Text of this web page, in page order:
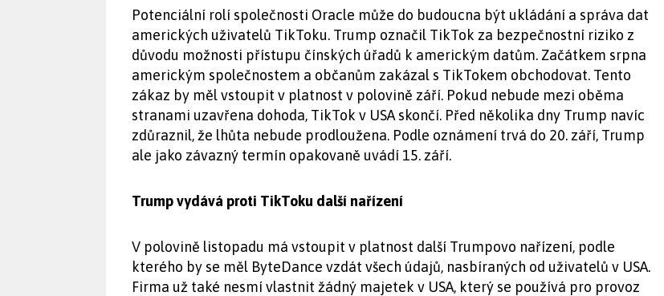
Potenciální rolí společnosti Oracle může do budoucna být ukládání a správa dat
amerických uživatelů TikToku. Trump označil TikTok za bezpečnostní riziko z
důvodu možnosti přístupu čínských úřadů k americkým datům. Začátkem srpna
americkým společnostem a občanům zakázal s TikTokem obchodovat. Tento
zákaz by měl vstoupit v platnost v polovině září. Pokud nebude mezi oběma
stranami uzavřena dohoda, TikTok v USA skončí. Před několika dny Trump navíc
zdůraznil, že lhůta nebude prodloužena. Podle oznámení trvá do 20. září, Trump
ale jako závazný termín opakovaně uvádí 15. září.
Trump vydává proti TikToku další nařízení
V polovině listopadu má vstoupit v platnost další Trumpovo nařízení, podle
kterého by se měl ByteDance vzdát všech údajů, nasbíraných od uživatelů v USA.
Firma už také nesmí vlastnit žádný majetek v USA, který se používá pro provoz